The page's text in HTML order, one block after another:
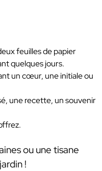
feuilles de papier
quelques jours.
un cœur, une initiale ou
une recette, un souvenir
ou une tisane
!